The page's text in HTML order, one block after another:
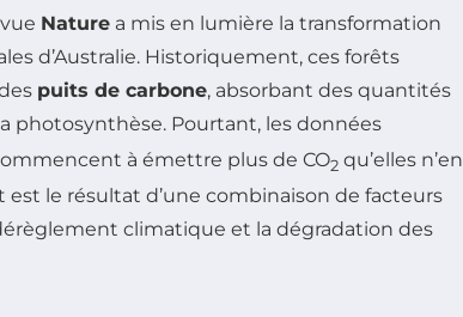
Nature a mis en lumière la transformation
d’Australie. Historiquement, ces forêts
puits de carbone, absorbant des quantités
photosynthèse. Pourtant, les données
à émettre plus de CO2 qu’elles n’en
le résultat d’une combinaison de facteurs
climatique et la dégradation des